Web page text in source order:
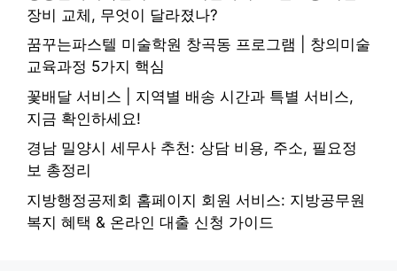
장비 교체, 무엇이 달라졌나?
꿈꾸는파스텔 미술학원 창곡동 프로그램 | 창의미술
교육과정 5가지 핵심
꽃배달 서비스 | 지역별 배송 시간과 특별 서비스,
지금 확인하세요!
경남 밀양시 세무사 추천: 상담 비용, 주소, 필요정
보 총정리
지방행정공제회 홈페이지 회원 서비스: 지방공무원
복지 혜택 & 온라인 대출 신청 가이드